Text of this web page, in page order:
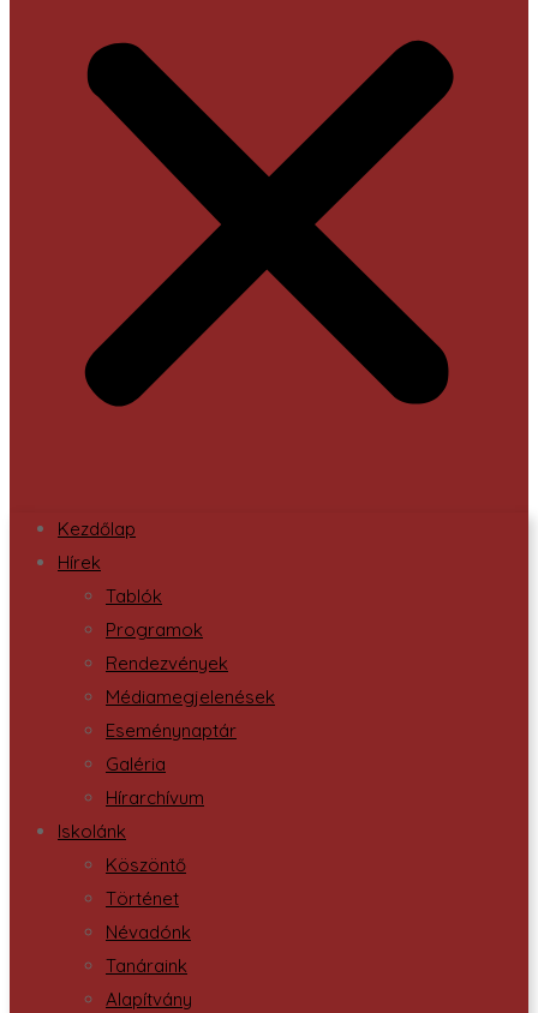
Kezdőlap
Hírek
Tablók
Programok
Rendezvények
Médiamegjelenések
Eseménynaptár
Galéria
Hírarchívum
Iskolánk
Köszöntő
Történet
Névadónk
Tanáraink
Alapítvány